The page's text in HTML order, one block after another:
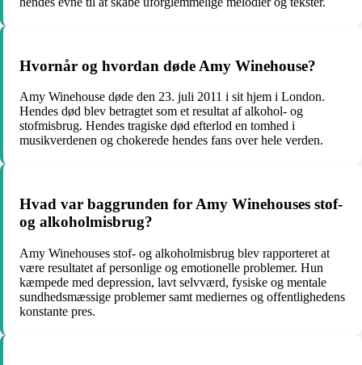
Hvornår og hvordan døde Amy Winehouse?
Amy Winehouse døde den 23. juli 2011 i sit hjem i London.
Hendes død blev betragtet som et resultat af alkohol- og
stofmisbrug. Hendes tragiske død efterlod en tomhed i
musikverdenen og chokerede hendes fans over hele verden.
Hvad var baggrunden for Amy Winehouses stof-
og alkoholmisbrug?
Amy Winehouses stof- og alkoholmisbrug blev rapporteret at
være resultatet af personlige og emotionelle problemer. Hun
kæmpede med depression, lavt selvværd, fysiske og mentale
sundhedsmæssige problemer samt mediernes og offentlighedens
konstante pres.